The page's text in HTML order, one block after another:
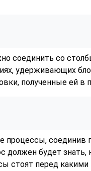
соединить со
удерживающих
полученные ей в
процессы, соединив
должен будет
стоят перед